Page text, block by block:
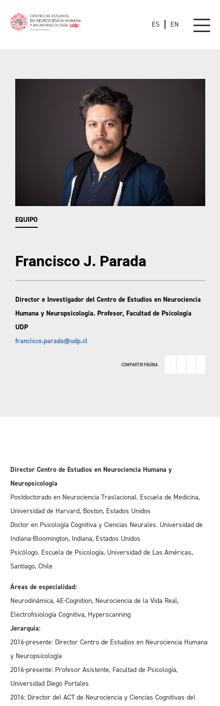
ES EN
EQUIPO
Francisco J. Parada
Director e Investigador del Centro de Estudios en Neurociencia
Humana y Neuropsicología. Profesor, Facultad de Psicología
UDP
francisco.parada@udp.cl
COMPARTIR PÁGINA
Director Centro de Estudios en Neurociencia Humana y
Neuropsicología
Postdoctorado en Neurociencia Traslacional. Escuela de Medicina,
Universidad de Harvard, Boston, Estados Unidos
Doctor en Psicología Cognitiva y Ciencias Neurales. Universidad de
Indiana-Bloomington, Indiana, Estados Unidos
Psicólogo. Escuela de Psicología, Universidad de Las Américas,
Santiago, Chile
Áreas de especialidad:
Neurodinámica, 4E-Cognition, Neurociencia de la Vida Real,
Electrofisiología Cognitiva, Hyperscanning
Jerarquía:
2016-presente: Director Centro de Estudios en Neurociencia Humana
y Neuropsicología
2016-presente: Profesor Asistente, Facultad de Psicología,
Universidad Diego Portales
2016: Director del ACT de Neurociencia y Ciencias Cognitivas del